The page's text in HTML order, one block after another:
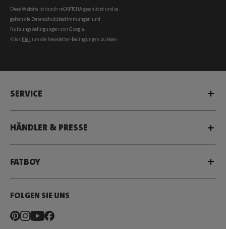
Diese Website ist durch reCAPTCHA geschützt und es
gelten die Datenschutzbestimmungen und
Nutzungsbedingungen von Google.
Klick hier, um die Newsletter-Bedingungen zu lesen
SERVICE
HÄNDLER & PRESSE
FATBOY
FOLGEN SIE UNS